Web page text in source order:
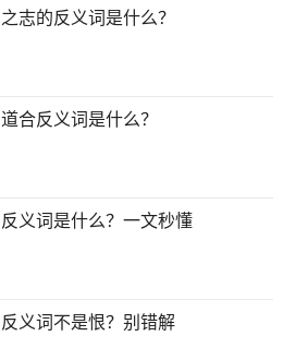
志的反义词是什么？
合反义词是什么？
义词是什么？一文秒懂
义词不是恨？别错解